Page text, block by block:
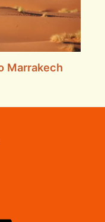
Marrakech